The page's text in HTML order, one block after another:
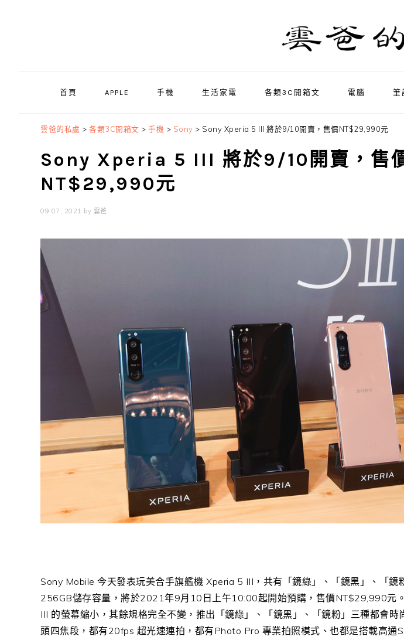
首頁 APPLE 手機 生活家電 各類3C開箱文 電腦 筆
雲爸的私處 > 各類3C開箱文 > 手機 > Sony > Sony Xperia 5 III 將於9/10開賣，售價NT$29,990元
Sony Xperia 5 III 將於9/10開賣，售
NT$29,990元
09 07, 2021 by 雲爸
Sony Mobile 今天發表玩美合手旗艦機 Xperia 5 III，共有「鏡綠」、「鏡黑」、「鏡
256GB儲存容量，將於2021年9月10日上午10:00起開始預購，售價NT$29,990元
III 的螢幕縮小，其餘規格完全不變，推出「鏡綠」、「鏡黑」、「鏡粉」三種都會時
頭四焦段，都有20fps 超光速連拍，都有Photo Pro 專業拍照模式、也都是搭載高通